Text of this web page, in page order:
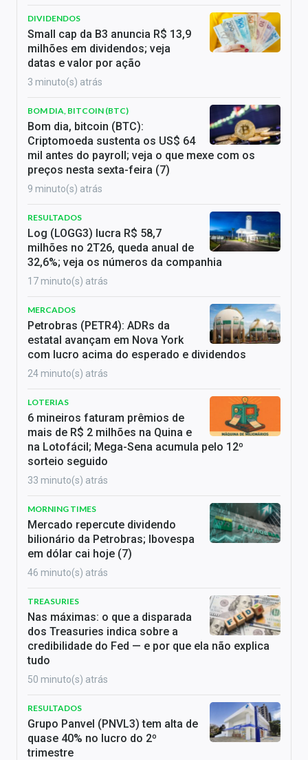
DIVIDENDOS
Small cap da B3 anuncia R$ 13,9
milhões em dividendos; veja
datas e valor por ação
3 minuto(s) atrás
BOM DIA, BITCOIN (BTC)
Bom dia, bitcoin (BTC):
Criptomoeda sustenta os US$ 64
mil antes do payroll; veja o que mexe com os
preços nesta sexta-feira (7)
9 minuto(s) atrás
RESULTADOS
Log (LOGG3) lucra R$ 58,7
milhões no 2T26, queda anual de
32,6%; veja os números da companhia
17 minuto(s) atrás
MERCADOS
Petrobras (PETR4): ADRs da
estatal avançam em Nova York
com lucro acima do esperado e dividendos
24 minuto(s) atrás
LOTERIAS
6 mineiros faturam prêmios de
mais de R$ 2 milhões na Quina e
na Lotofácil; Mega-Sena acumula pelo 12º
sorteio seguido
33 minuto(s) atrás
MORNING TIMES
Mercado repercute dividendo
bilionário da Petrobras; Ibovespa
em dólar cai hoje (7)
46 minuto(s) atrás
TREASURIES
Nas máximas: o que a disparada
dos Treasuries indica sobre a
credibilidade do Fed — e por que ela não explica
tudo
50 minuto(s) atrás
RESULTADOS
Grupo Panvel (PNVL3) tem alta de
quase 40% no lucro do 2º
trimestre